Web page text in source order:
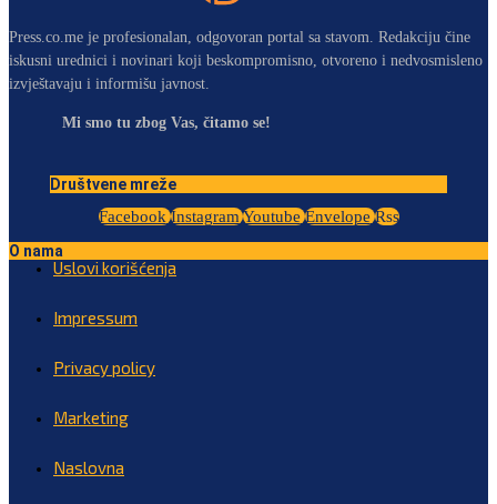
Press.co.me je profesionalan, odgovoran portal sa stavom. Redakciju čine
iskusni urednici i novinari koji beskompromisno, otvoreno i nedvosmisleno
izvještavaju i informišu javnost.
Mi smo tu zbog Vas, čitamo se!
Društvene mreže
Facebook Instagram Youtube Envelope Rss
O nama
Uslovi korišćenja
Impressum
Privacy policy
Marketing
Naslovna